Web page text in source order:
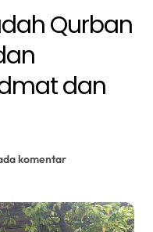
Qurban
dan
komentar